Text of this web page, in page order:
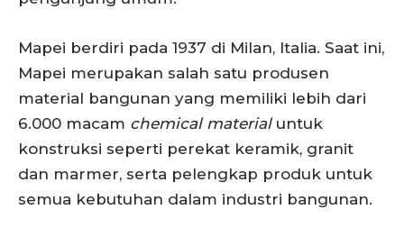
Mapei berdiri pada 1937 di Milan, Italia. Saat ini,
Mapei merupakan salah satu produsen
material bangunan yang memiliki lebih dari
6.000 macam chemical materialuntuk
konstruksi seperti perekat keramik, granit
dan marmer, serta pelengkap produk untuk
semua kebutuhan dalam industri bangunan.